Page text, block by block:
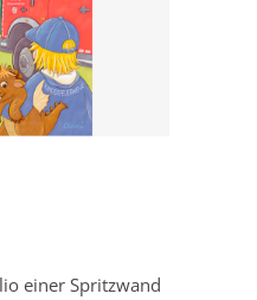
einer Spritzwand